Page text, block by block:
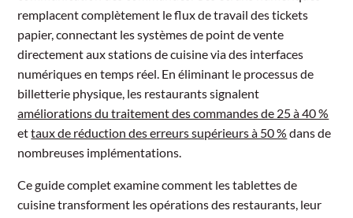
remplacent complètement le flux de travail des tickets
papier, connectant les systèmes de point de vente
directement aux stations de cuisine via des interfaces
numériques en temps réel. En éliminant le processus de
billetterie physique, les restaurants signalent
améliorations du traitement des commandes de 25 à 40 %
ettaux de réduction des erreurs supérieurs à 50 % dans de
nombreuses implémentations.
Ce guide complet examine comment les tablettes de
cuisine transforment les opérations des restaurants, leur